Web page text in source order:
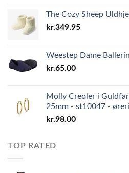
The Cozy Sheep
kr.349.95
Weestep Dame
kr.65.00
Molly Creoler i
25mm - st10047 -
kr.98.00
TOP RATED